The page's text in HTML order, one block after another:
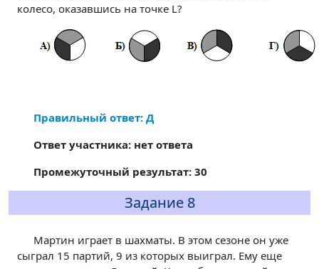
колесо, оказавшись на точке L?
Правильный ответ: Д
Ответ участника: нет ответа
Промежуточный результат: 30
Задание 8
Мартин играет в шахматы. В этом сезоне он уже
сыграл 15 партий, 9 из которых выиграл. Ему еще